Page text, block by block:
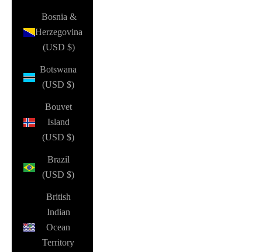
Bosnia &
Herzegovina
(USD $)
Botswana
(USD $)
Bouvet
Island
(USD $)
Brazil
(USD $)
British
Indian
Ocean
Territory